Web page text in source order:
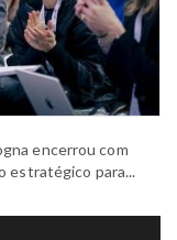
encerrou com
estratégico para...